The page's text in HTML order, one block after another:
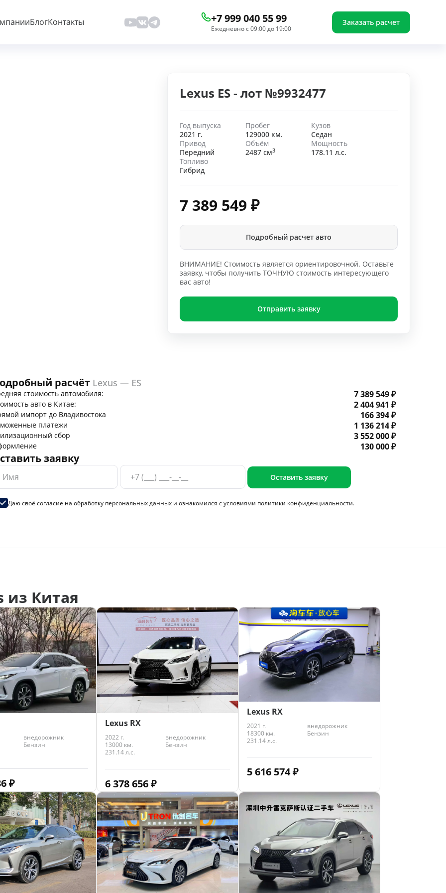
БлогКонтакты +7 999 040 55 99
Ежедневно с 09:00 до 19:00
Заказать расчет
Lexus ES - лот №9932477
Год выпуска
2021 г.
Пробег
129000 км.
Кузов
Седан
Привод
Передний
Объём
2487 см3
Мощность
178.11 л.с.
Топливо
Гибрид
7 389 549 ₽
Подробный расчет авто
ВНИМАНИЕ! Стоимость является ориентировочной. Оставьте
заявку, чтобы получить ТОЧНУЮ стоимость интересующего
вас авто!
Отправить заявку
расчёт Lexus — ES
стоимость автомобиля: 7 389 549 ₽
авто в Китае: 2 404 941 ₽
импорт до Владивостока 166 394 ₽
платежи 1 136 214 ₽
сбор 3 552 000 ₽
130 000 ₽
заявку
Оставить заявку
Даю своё согласие на обработку персональных данных и ознакомился с условиями политики конфиденциальности.
из Китая
внедорожник
Бензин
₽
Lexus RX
2022 г.
внедорожник
13000 км.
Бензин
231.14 л.с.
6 378 656₽
Lexus RX
2021 г.
внедорожник
18300 км.
Бензин
231.14 л.с.
5 616 574₽